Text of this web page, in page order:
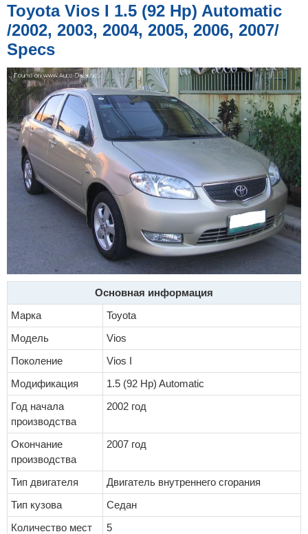
щ
е
и
е
Toyota Vios I 1.5 (92 Hp) Automatic
/2002, 2003, 2004, 2005, 2006, 2007/
Specs
Основная информация
Марка
Toyota
Модель
Vios
Поколение
Vios I
Модификация
1.5 (92 Hp) Automatic
Год начала
производства
2002 год
Окончание
производства
2007 год
Тип двигателя
Двигатель внутреннего сгорания
Тип кузова
Седан
Количество мест
5